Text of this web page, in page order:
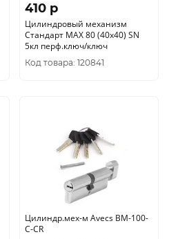
410 p
Цилиндровый механизм
Стандарт MAX 80 (40х40) SN
5кл перф.ключ/ключ
Код товара: 120841
Цилиндр.мех-м Avecs BM-100-
C-CR